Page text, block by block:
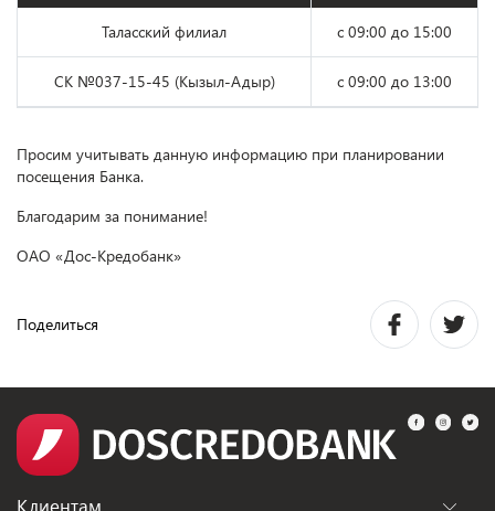
Таласский филиал с 09:00 до 15:00
СК №037-15-45 (Кызыл-Адыр) с 09:00 до 13:00
Просим учитывать данную информацию при планировании
посещения Банка.
Благодарим за понимание!
ОАО «Дос-Кредобанк»
Поделиться
Клиентам